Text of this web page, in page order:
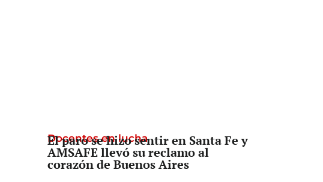
Docentes en lucha
El paro se hizo sentir en Santa Fe y
AMSAFE llevó su reclamo al
corazón de Buenos Aires